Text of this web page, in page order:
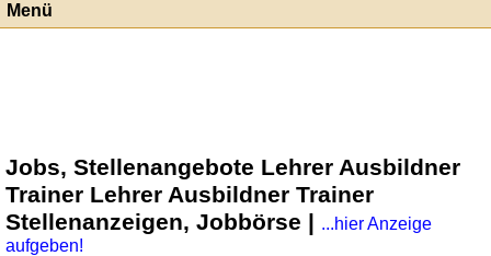
Menü
Jobs, Stellenangebote Lehrer Ausbildner
Trainer Lehrer Ausbildner Trainer
Stellenanzeigen, Jobbörse | ...hier Anzeige
aufgeben!